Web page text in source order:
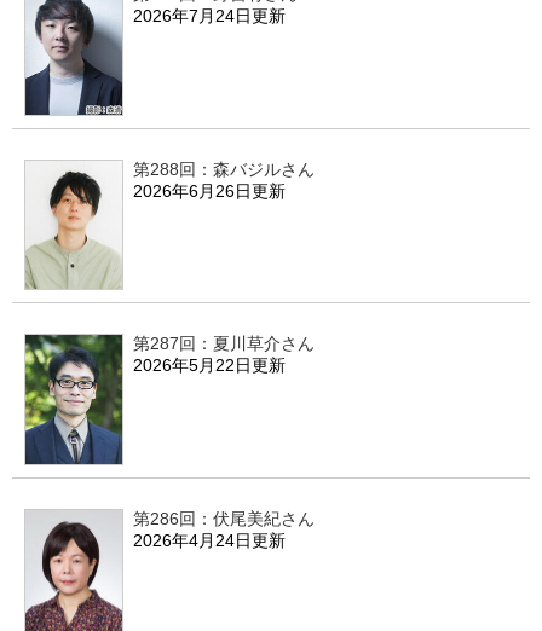
2026年7月24日更新
第288回：森バジルさん
2026年6月26日更新
第287回：夏川草介さん
2026年5月22日更新
第286回：伏尾美紀さん
2026年4月24日更新